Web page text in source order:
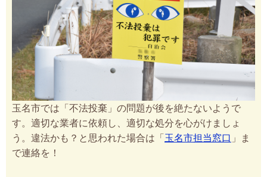
玉名市では「不法投棄」の問題が後を絶たないようで
す。適切な業者に依頼し、適切な処分を心がけましょ
う。違法かも？と思われた場合は「 玉名市担当窓口 」ま
で連絡を！